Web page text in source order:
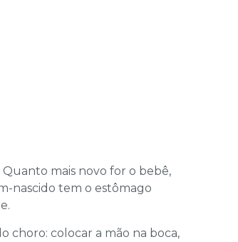
mais novo for o bebê,
nascido tem o estômago
choro: colocar a mão na boca,